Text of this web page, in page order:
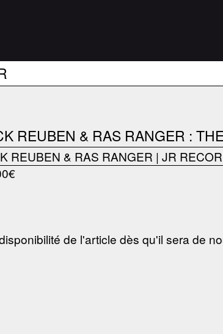
REUBEN & RAS RANGER :
REUBEN & RAS RANGER |JR
de l'article dès qu'il sera de